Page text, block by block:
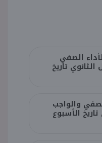
الصفي
تاريخ
والواجب
الأسبوع